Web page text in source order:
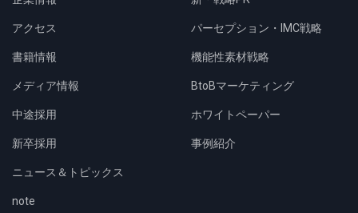
アクセス
書籍情報
メディア情報
中途採用
新卒採用
ニュース＆トピックス
note
パーセプション・IMC戦略
機能性素材戦略
BtoBマーケティング
ホワイトペーパー
事例紹介